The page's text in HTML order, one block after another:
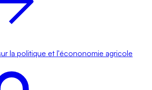
la politique et l'écononomie agricole